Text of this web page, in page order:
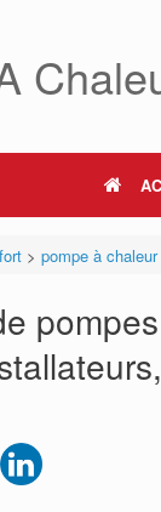
> pompe à chaleur